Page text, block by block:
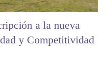
a la nueva
y Competitividad